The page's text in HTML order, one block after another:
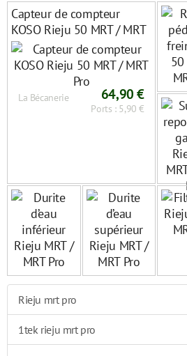
Capteur de compteur
KOSO Rieju 50 MRT / MRT
Pro
La Bécanerie 64,90 €
Ports : 5,90 €
Rieju mrt pro
1tek rieju mrt pro